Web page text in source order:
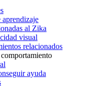
aprendizaje
al Zika
visual
relacionados
ayuda